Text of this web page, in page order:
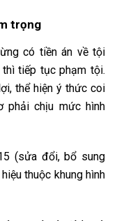
trọng
có tiền án về tội
tiếp tục phạm tội.
thể hiện ý thức coi
phải chịu mức hình
(sửa đổi, bổ sung
thuộc khung hình